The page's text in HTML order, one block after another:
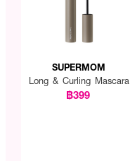
SUPERMOM
Long & Curling Mascara
฿399